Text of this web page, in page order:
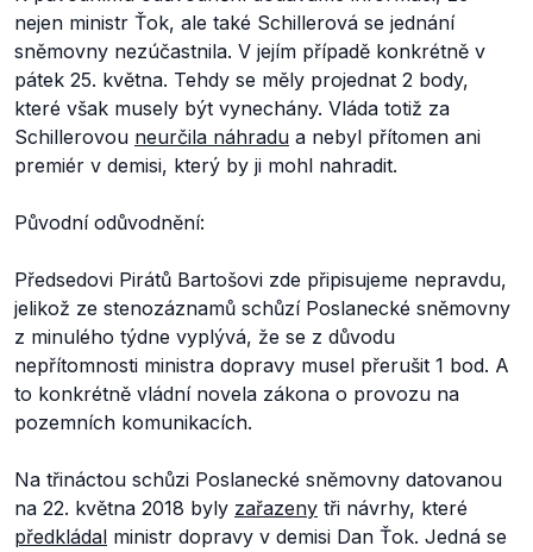
nejen ministr Ťok, ale také Schillerová se jednání
sněmovny nezúčastnila. V jejím případě konkrétně v
pátek 25. května. Tehdy se měly projednat 2 body,
které však musely být vynechány. Vláda totiž za
Schillerovou neurčila náhradu a nebyl přítomen ani
premiér v demisi, který by ji mohl nahradit.
Původní odůvodnění:
Předsedovi Pirátů Bartošovi zde připisujeme nepravdu,
jelikož ze stenozáznamů schůzí Poslanecké sněmovny
z minulého týdne vyplývá, že se z důvodu
nepřítomnosti ministra dopravy musel přerušit 1 bod. A
to konkrétně vládní novela zákona o provozu na
pozemních komunikacích.
Na třináctou schůzi Poslanecké sněmovny datovanou
na 22. května 2018 byly zařazeny tři návrhy, které
předkládal ministr dopravy v demisi Dan Ťok. Jedná se